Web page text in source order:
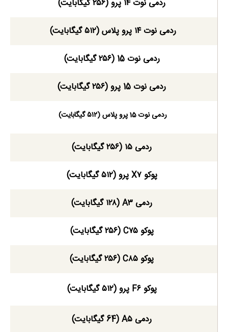
ردمی نوت ۱۴ پرو (۲۵۶ گیگابایت)
ردمی نوت ۱۴ پرو پلاس (۵۱۲ گیگابایت)
ردمی نوت 15 (۲۵۶ گیگابایت)
ردمی نوت 15 پرو (۲۵۶ گیگابایت)
ردمی نوت 15 پرو پلاس (۵۱۲ گیگابایت)
ردمی ۱۵ (۲۵۶ گیگابایت)
پوکو X۷ پرو (۵۱۲ گیگابایت)
ردمی A۳ (۱۲۸ گیگابایت)
پوکو C۷۵ (۲۵۶ گیگابایت)
پوکو C۸۵ (۲۵۶ گیگابایت)
پوکو F۶ پرو (۵۱۲ گیگابایت)
ردمی A۵ (64 گیگابایت)